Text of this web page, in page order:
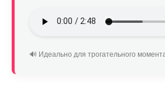
🔊 Идеально для трогательного